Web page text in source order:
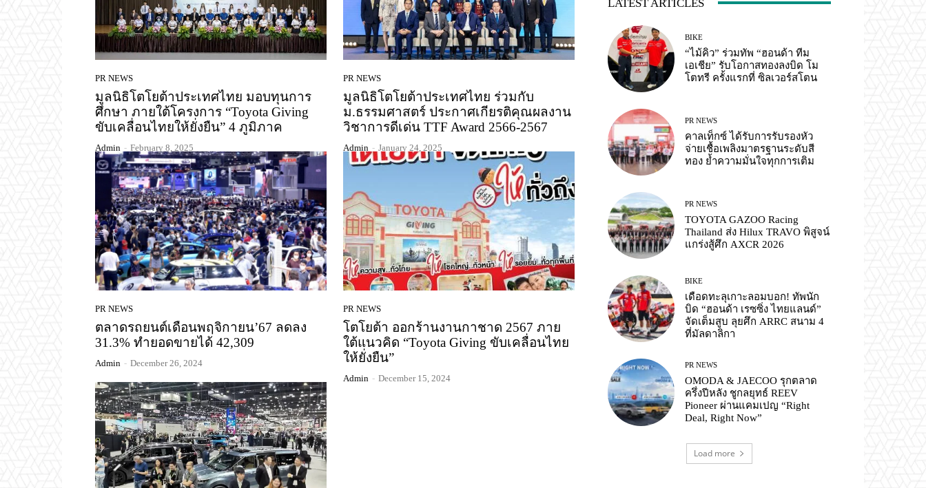
PR NEWS
มูลนิธิโตโยต้าประเทศไทย มอบทุนการ
ศึกษา ภายใต้โครงการ “Toyota Giving
ขับเคลื่อนไทยให้ยั่งยืน” 4 ภูมิภาค
Admin - February 8, 2025
PR NEWS
มูลนิธิโตโยต้าประเทศไทย ร่วมกับ
ม.ธรรมศาสตร์ ประกาศเกียรติคุณผลงาน
วิชาการดีเด่น TTF Award 2566-2567
Admin - January 24, 2025
PR NEWS
ตลาดรถยนต์เดือนพฤจิกายน’67 ลดลง
31.3% ทำยอดขายได้ 42,309
Admin - December 26, 2024
PR NEWS
โตโยต้า ออกร้านงานกาชาด 2567 ภาย
ใต้แนวคิด “Toyota Giving ขับเคลื่อนไทย
ให้ยั่งยืน”
Admin - December 15, 2024
LATEST ARTICLES
BIKE
“ไม้คิว” ร่วมทัพ “ฮอนด้า ทีม
เอเชีย” รับโอกาสทองลงบิด โม
โตทรี ครั้งแรกที่ ซิลเวอร์สโตน
PR NEWS
คาลเท็กซ์ ได้รับการรับรองหัว
จ่ายเชื้อเพลิงมาตรฐานระดับสี
ทอง ย้ำความมั่นใจทุกการเติม
PR NEWS
TOYOTA GAZOO Racing
Thailand ส่ง Hilux TRAVO พิสูจน์
แกร่งสู้ศึก AXCR 2026
BIKE
เดือดทะลุเกาะลอมบอก! ทัพนัก
บิด “ฮอนด้า เรซซิ่ง ไทยแลนด์”
จัดเต็มสูบ ลุยศึก ARRC สนาม 4
ที่มัลดาลิกา
PR NEWS
OMODA & JAECOO รุกตลาด
ครึ่งปีหลัง ชูกลยุทธ์ REEV
Pioneer ผ่านแคมเปญ “Right
Deal, Right Now”
Load more